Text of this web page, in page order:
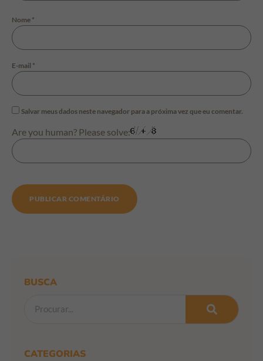
Nome *
E-mail *
Salvar meus dados neste navegador para a próxima vez que eu comentar.
Are you human? Please solve:
BUSCA
CATEGORIAS